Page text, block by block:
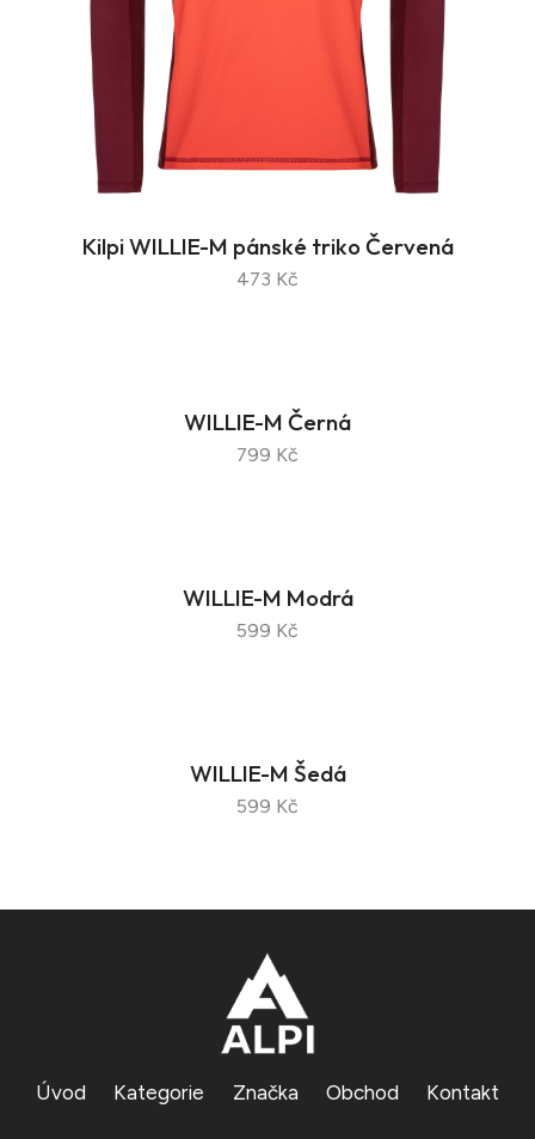
Kilpi WILLIE-M pánské triko Červená
473 Kč
WILLIE-M Černá
799 Kč
WILLIE-M Modrá
599 Kč
WILLIE-M Šedá
599 Kč
Úvod Kategorie Značka Obchod Kontakt